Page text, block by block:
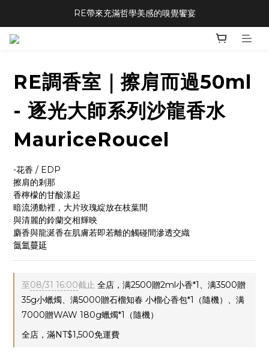
RE帶來充滿哲學美感的嗅覺饗宴
RE調香室｜擦肩而過50ml
- 逐光大師系列沙龍香水
MauriceRoucel
-花香 / EDP
擦肩的剎那
香檸檬的甘酸漾起
暗流湧動裡，大片玫瑰綻放在枝葉間
與清麗的鈴蘭交相輝映
麝香與龍涎香在肌膚若即若離的觸碰間滲透交織
𣱣氳蔓延
至08/31 16:00截止 全店，满2500贈2ml小香*1、满3500贈
35g小蠟燭、满5000贈石榴知春 小榴心香包*1（隨機）、满
7000贈WAW 180g蠟燭*1（隨機）
全店，滿NT$1,500免運費